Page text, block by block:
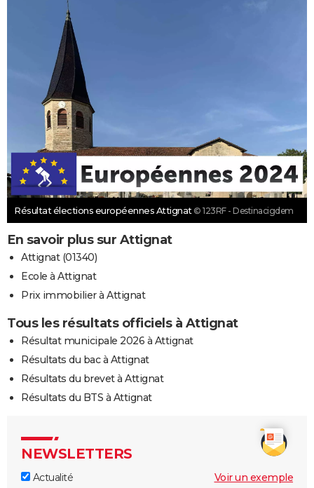
Résultat élections européennes Attignat © 123RF - Destinacigdem
En savoir plus sur Attignat
Attignat (01340)
Ecole à Attignat
Prix immobilier à Attignat
Tous les résultats officiels à Attignat
Résultat municipale 2026 à Attignat
Résultats du bac à Attignat
Résultats du brevet à Attignat
Résultats du BTS à Attignat
NEWSLETTERS
Actualité
Voir un exemple